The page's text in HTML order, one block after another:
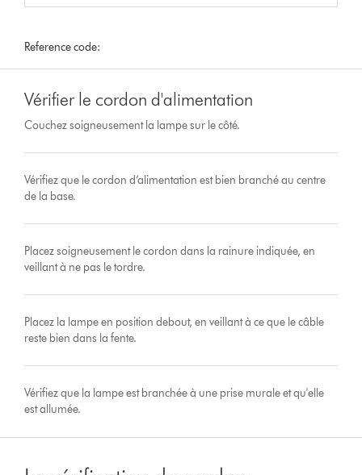
Reference code:
Vérifier le cordon d'alimentation
Couchez soigneusement la lampe sur le côté.
Vérifiez que le cordon d’alimentation est bien branché au centre
de la base.
Placez soigneusement le cordon dans la rainure indiquée, en
veillant à ne pas le tordre.
Placez la lampe en position debout, en veillant à ce que le câble
reste bien dans la fente.
Vérifiez que la lampe est branchée à une prise murale et qu'elle
est allumée.